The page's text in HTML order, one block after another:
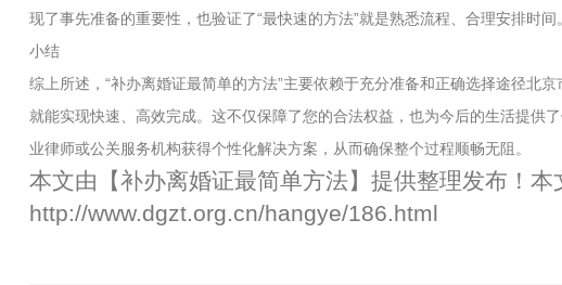
现了事先准备的重要性，也验证了“最快速的方法”就是熟悉流程、合理安排时间。
小结
综上所述，“补办离婚证最简单的方法”主要依赖于充分准备和正确选择途径北京
就能实现快速、高效完成。这不仅保障了您的合法权益，也为今后的生活提供
业律师或公关服务机构获得个性化解决方案，从而确保整个过程顺畅无阻。
本文由【补办离婚证最简单方法】提供整理发布！本
http://www.dgzt.org.cn/hangye/186.html